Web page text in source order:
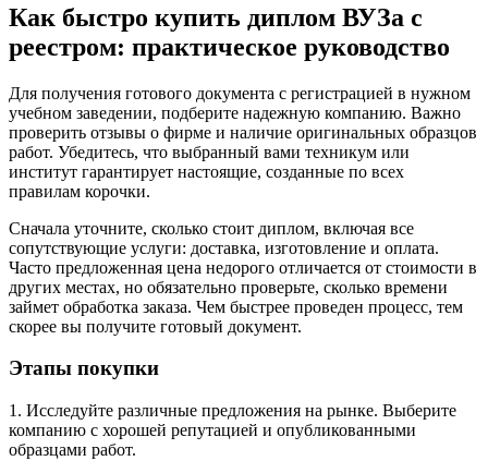
Как быстро купить диплом ВУЗа с
реестром: практическое руководство
Для получения готового документа с регистрацией в нужном
учебном заведении, подберите надежную компанию. Важно
проверить отзывы о фирме и наличие оригинальных образцов
работ. Убедитесь, что выбранный вами техникум или
институт гарантирует настоящие, созданные по всех
правилам корочки.
Сначала уточните, сколько стоит диплом, включая все
сопутствующие услуги: доставка, изготовление и оплата.
Часто предложенная цена недорого отличается от стоимости в
других местах, но обязательно проверьте, сколько времени
займет обработка заказа. Чем быстрее проведен процесс, тем
скорее вы получите готовый документ.
Этапы покупки
1. Исследуйте различные предложения на рынке. Выберите
компанию с хорошей репутацией и опубликованными
образцами работ.